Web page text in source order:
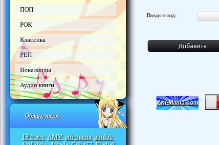
ПОП
РОК
Классика
РЕП
Вокалоиды
Аудио книги
Облако тегов
18 плюс, AMV, ani-mania, anidub,
Введите код: